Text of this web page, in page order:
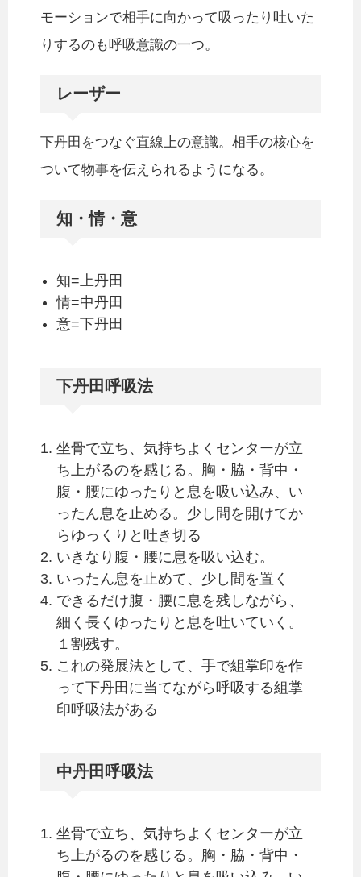
モーションで相手に向かって吸ったり吐いた
りするのも呼吸意識の一つ。
レーザー
下丹田をつなぐ直線上の意識。相手の核心を
ついて物事を伝えられるようになる。
知・情・意
知=上丹田
情=中丹田
意=下丹田
下丹田呼吸法
坐骨で立ち、気持ちよくセンターが立
ち上がるのを感じる。胸・脇・背中・
腹・腰にゆったりと息を吸い込み、い
ったん息を止める。少し間を開けてか
らゆっくりと吐き切る
いきなり腹・腰に息を吸い込む。
いったん息を止めて、少し間を置く
できるだけ腹・腰に息を残しながら、
細く長くゆったりと息を吐いていく。
１割残す。
これの発展法として、手で組掌印を作
って下丹田に当てながら呼吸する組掌
印呼吸法がある
中丹田呼吸法
坐骨で立ち、気持ちよくセンターが立
ち上がるのを感じる。胸・脇・背中・